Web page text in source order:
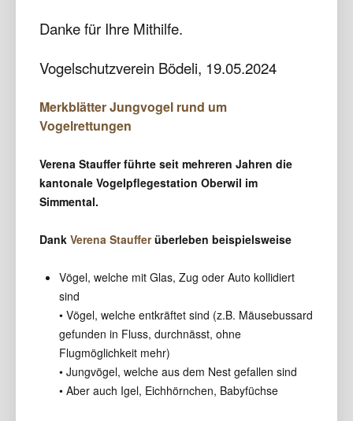
Danke für Ihre Mithilfe.
Vogelschutzverein Bödeli, 19.05.2024
Merkblätter Jungvogel rund um
Vogelrettungen
Verena Stauffer führte seit mehreren Jahren die
kantonale Vogelpflegestation Oberwil im
Simmental.
Dank Verena Staufferüberleben beispielsweise
Vögel, welche mit Glas, Zug oder Auto kollidiert
sind
• Vögel, welche entkräftet sind (z.B. Mäusebussard
gefunden in Fluss, durchnässt, ohne
Flugmöglichkeit mehr)
• Jungvögel, welche aus dem Nest gefallen sind
• Aber auch Igel, Eichhörnchen, Babyfüchse